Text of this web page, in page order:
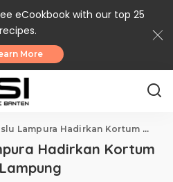
eCookbook with our top 25
recipes.
More
Lampura Hadirkan Kortum PPI Lampung
Hadirkan Kortum